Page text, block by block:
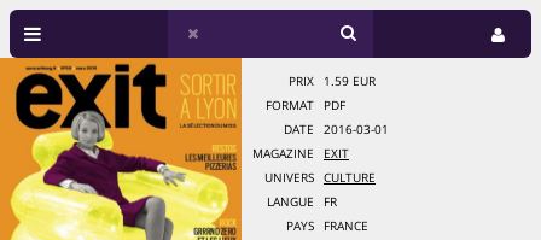
PRIX
1.59 EUR
FORMAT
PDF
DATE
2016-03-01
MAGAZINE
EXIT
UNIVERS
CULTURE
LANGUE
FR
PAYS
FRANCE